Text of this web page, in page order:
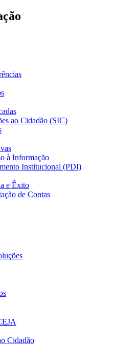
ao Cidadão (SIC)
à Informação
Institucional (PDI)
e Êxito
de Contas
Cidadão